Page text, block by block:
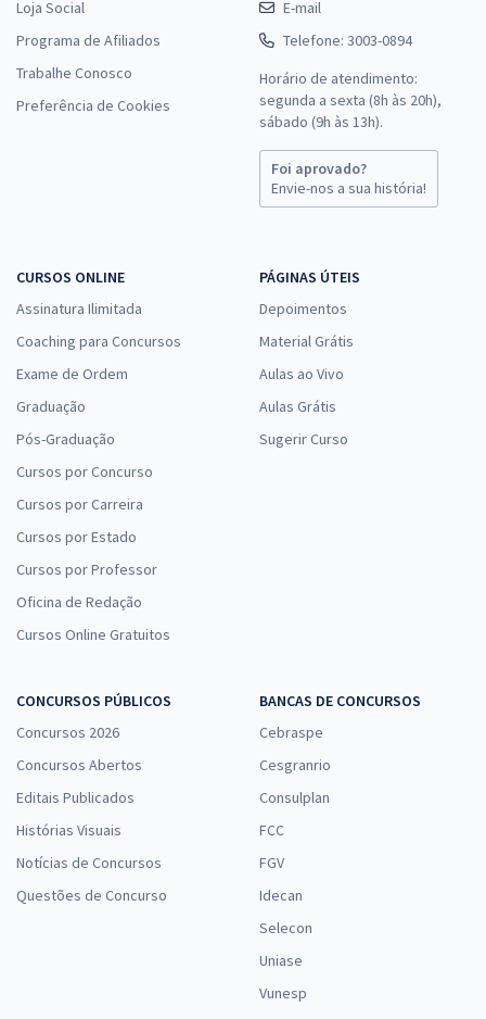
Loja Social
Programa de Afiliados
Trabalhe Conosco
Preferência de Cookies
E-mail
Telefone: 3003-0894
Horário de atendimento:
segunda a sexta (8h às 20h),
sábado (9h às 13h).
Foi aprovado?
Envie-nos a sua história!
CURSOS ONLINE
Assinatura Ilimitada
Coaching para Concursos
Exame de Ordem
Graduação
Pós-Graduação
Cursos por Concurso
Cursos por Carreira
Cursos por Estado
Cursos por Professor
Oficina de Redação
Cursos Online Gratuitos
PÁGINAS ÚTEIS
Depoimentos
Material Grátis
Aulas ao Vivo
Aulas Grátis
Sugerir Curso
CONCURSOS PÚBLICOS
Concursos 2026
Concursos Abertos
Editais Publicados
Histórias Visuais
Notícias de Concursos
Questões de Concurso
BANCAS DE CONCURSOS
Cebraspe
Cesgranrio
Consulplan
FCC
FGV
Idecan
Selecon
Uniase
Vunesp